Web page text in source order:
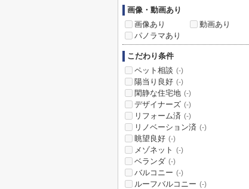
画像・動画あり
画像あり
動画あり
パノラマあり
こだわり条件
ペット相談 (-)
陽当り良好 (-)
閑静な住宅地 (-)
デザイナーズ (-)
リフォーム済 (-)
リノベーション済 (-)
眺望良好 (-)
メゾネット (-)
ベランダ (-)
バルコニー (-)
ルーフバルコニー (-)